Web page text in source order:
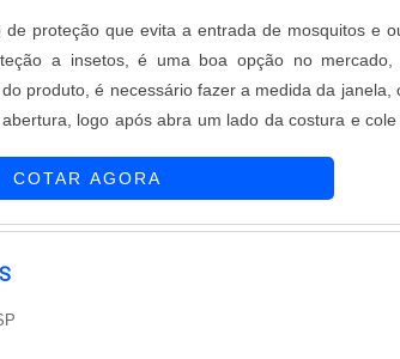
proteção que evita a entrada de mosquitos e
a insetos, é uma boa opção no mercado,
produto, é necessário fazer a medida da janela,
logo após abra um lado da costura e cole
COTAR AGORA